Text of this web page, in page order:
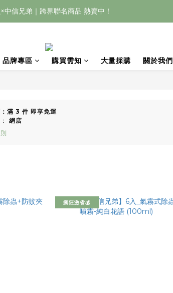
中信兄弟｜跨界聯名商品 熱賣中！
品牌專區 購買需知 大量採購 關於我們
滿 3 件 即享免運
網店
瘋狂激省💰